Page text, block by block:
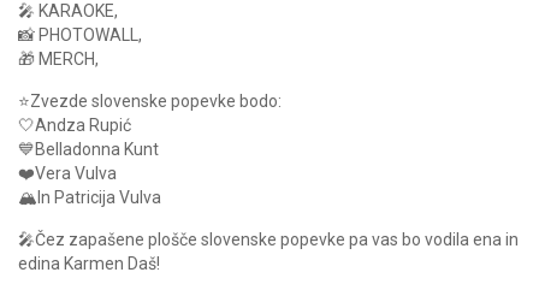
🎤 KARAOKE,
📸 PHOTOWALL,
🎁 MERCH,
⭐️Zvezde slovenske popevke bodo:
🤍Andza Rupić
💙Belladonna Kunt
❤️Vera Vulva
🏔️In Patricija Vulva
🎤Čez zapašene plošče slovenske popevke pa vas bo vodila ena in
edina Karmen Daš!